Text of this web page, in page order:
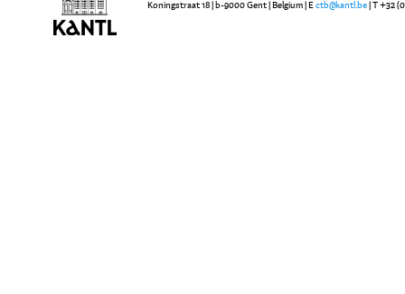
Koningstraat 18 | b-9000 Gent | Belgium | E ctb@kantl.be | T +32